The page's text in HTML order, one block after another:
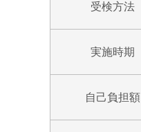
受検方法
実施時期
自己負担額